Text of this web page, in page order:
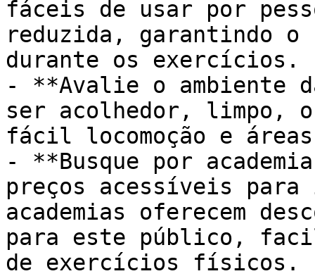
fáceis de usar por
reduzida, garantindo o
durante os exercícios.
- **Avalie o ambiente
ser acolhedor, limpo,
fácil locomoção e áreas
- **Busque por
preços acessíveis
academias oferecem
para este público,
de exercícios físicos.